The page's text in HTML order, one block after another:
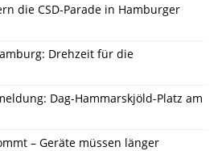
die CSD-Parade in Hamburger
Drehzeit für die
Dag-Hammarskjöld-Platz am
– Geräte müssen länger